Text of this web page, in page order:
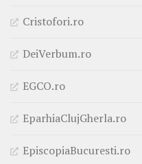
Cristofori.ro
DeiVerbum.ro
EGCO.ro
EparhiaClujGherla.ro
EpiscopiaBucuresti.ro